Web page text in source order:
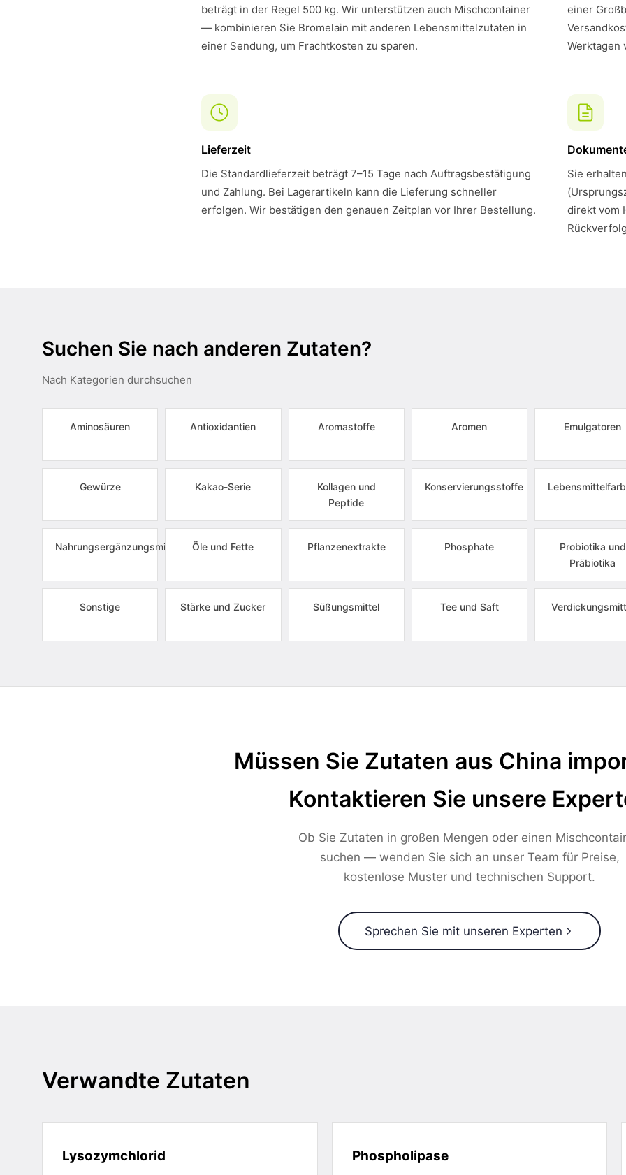
beträgt in der Regel 500 kg. Wir unterstützen auch Mischcontainer
— kombinieren Sie Bromelain mit anderen Lebensmittelzutaten in
einer Sendung, um Frachtkosten zu sparen.
einer
Werktagen
Lieferzeit
Die Standardlieferzeit beträgt 7–15 Tage nach Auftragsbestätigung
und Zahlung. Bei Lagerartikeln kann die Lieferung schneller
erfolgen. Wir bestätigen den genauen Zeitplan vor Ihrer Bestellung.
Sie
direkt vom
Suchen Sie nach anderen Zutaten?
Nach Kategorien durchsuchen
Aminosäuren Antioxidantien Aromastoffe Aromen Emulgatoren
Gewürze Kakao-Serie
Kollagen und
Peptide
Konservierungsstoffe
Nahrungsergänzungsmittel Öle und Fette Pflanzenextrakte Phosphate
Probiotika und
Präbiotika
Sonstige Stärke und Zucker Süßungsmittel Tee und Saft
Müssen Sie Zutaten aus China
Kontaktieren Sie unsere
Ob Sie Zutaten in großen Mengen oder einen
suchen — wenden Sie sich an unser Team für Preise,
kostenlose Muster und technischen Support.
Sprechen Sie mit unseren Experten
Verwandte Zutaten
Lysozymchlorid Phospholipase